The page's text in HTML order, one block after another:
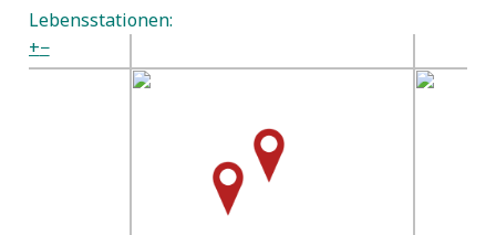
Lebensstationen:
+−